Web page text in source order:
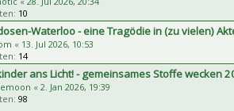
10
Waterloo - eine Tragödie in (zu vielen)
« 13. Jul 2026, 10:53
14
ans Licht! - gemeinsames Stoffe wecken
« 2. Jan 2026, 19:39
98